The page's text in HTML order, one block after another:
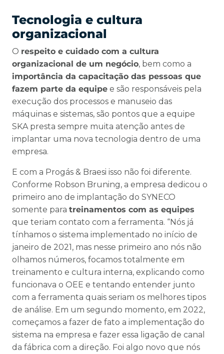
Tecnologia e cultura
organizacional
O respeito e cuidado com a cultura
organizacional de um negócio, bem como a
importância da capacitação das pessoas que
fazem parte da equipe e são responsáveis pela
execução dos processos e manuseio das
máquinas e sistemas, são pontos que a equipe
SKA presta sempre muita atenção antes de
implantar uma nova tecnologia dentro de uma
empresa.
E com a Progás & Braesi isso não foi diferente.
Conforme Robson Bruning, a empresa dedicou o
primeiro ano de implantação do SYNECO
somente para treinamentos com as equipes
que teriam contato com a ferramenta. “Nós já
tínhamos o sistema implementado no início de
janeiro de 2021, mas nesse primeiro ano nós não
olhamos números, focamos totalmente em
treinamento e cultura interna, explicando como
funcionava o OEE e tentando entender junto
com a ferramenta quais seriam os melhores tipos
de análise. Em um segundo momento, em 2022,
começamos a fazer de fato a implementação do
sistema na empresa e fazer essa ligação de canal
da fábrica com a direção. Foi algo novo que nós